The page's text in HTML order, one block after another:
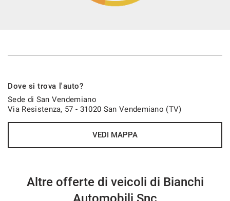
Dove si trova l'auto?
Sede di San Vendemiano
Via Resistenza, 57 - 31020 San Vendemiano (TV)
VEDI MAPPA
Altre offerte di veicoli di Bianchi